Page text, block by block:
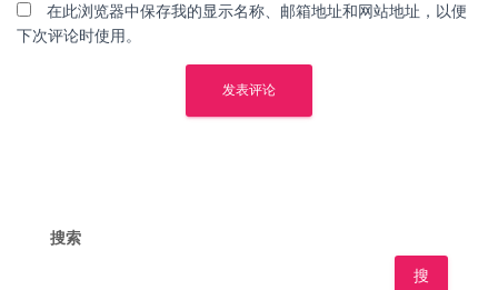
在此浏览器中保存我的显示名称、邮箱地址和网站地址，以便
下次评论时使用。
搜索
搜